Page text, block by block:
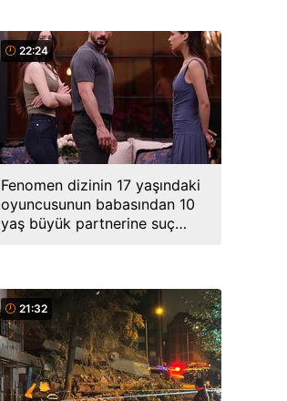
22:24
Fenomen dizinin 17 yaşındaki
oyuncusunun babasından 10
yaş büyük partnerine suç
21:32